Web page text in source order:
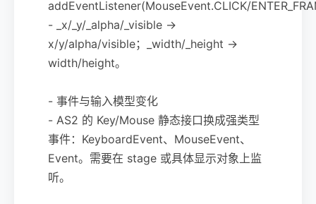
addEventListener(MouseEvent.CLICK/
- _x/_y/_alpha/_visible ->
x/y/alpha/visible；_width/_height ->
width/height。
- 事件与输入模型变化
- AS2 的 Key/Mouse 静态接口换成强类型
事件：KeyboardEvent、MouseEvent、
Event。需要在 stage 或具体显示对象上监
听。